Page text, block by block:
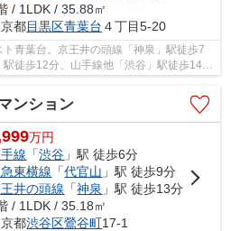
/ 1LDK / 35.88㎡
都目黒区青葉台 ４丁目5-20
青葉台。京王井の頭線「神泉」駅徒歩7
徒歩12分、山手線他「渋谷」駅徒歩14分
渋谷」駅前から、...
ンション
万円
線 「渋谷 」駅 徒歩6分
東横線 「代官山 」駅 徒歩9分
井の頭線 「神泉 」駅 徒歩13分
/ 1LDK / 35.18㎡
都渋谷区鶯谷町17-1